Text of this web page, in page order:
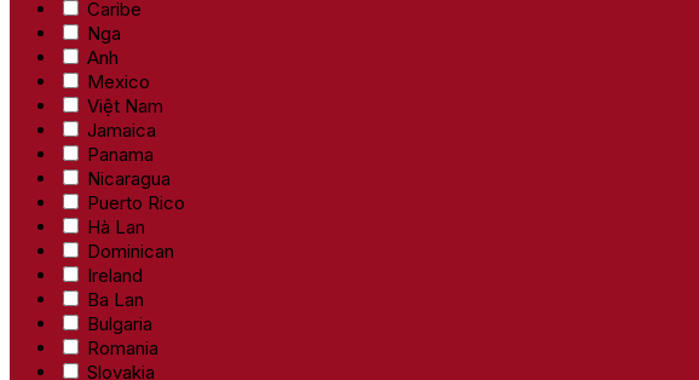
Caribe
Nga
Anh
Mexico
Việt Nam
Jamaica
Panama
Nicaragua
Puerto Rico
Hà Lan
Dominican
Ireland
Ba Lan
Bulgaria
Romania
Slovakia